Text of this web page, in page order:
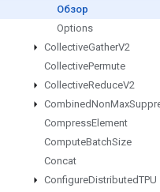
Обзор
Options
CollectiveGatherV2
CollectivePermute
CollectiveReduceV2
CombinedNonMax
CompressElement
ComputeBatchSize
Concat
ConfigureDistributedTPU